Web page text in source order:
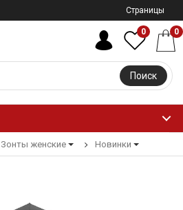
Страницы
Поиск
0 0
Зонты женские Новинки